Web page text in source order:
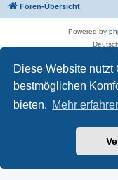
Diese Website nutzt
bestmöglichen
bieten. Mehr
Foren-Übersicht
Powered by